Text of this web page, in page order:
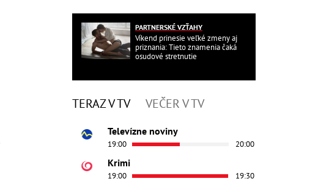
PARTNERSKÉ VZŤAHY
Víkend prinesie veľké zmeny aj
priznania: Tieto znamenia čaká
osudové stretnutie
TERAZ V TV VEČER V TV
Televízne noviny
19:00 20:00
Krimi
19:00 19:30